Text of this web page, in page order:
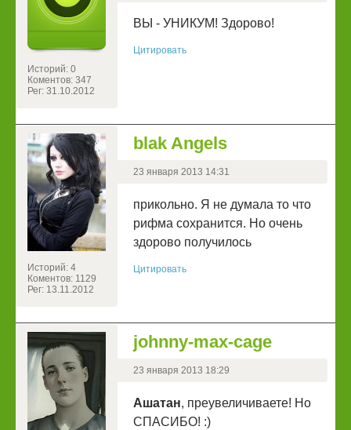
Историй: 0
Коментов: 347
Рег: 31.10.2012
ВЫ - УНИКУМ! Здорово!
Цитировать
Историй: 4
Коментов: 1129
Рег: 13.11.2012
blak Angels
23 января 2013 14:31
прикольно. Я не думала то что
рифма сохранится. Но очень
здорово получилось
Цитировать
johnny-max-cage
23 января 2013 18:29
Ашатан, преувеличиваете! Но
СПАСИБО! :)